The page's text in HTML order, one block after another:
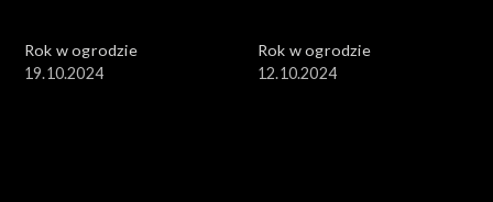
Rok w ogrodzie
19.10.2024
Rok w ogrodzie
12.10.2024